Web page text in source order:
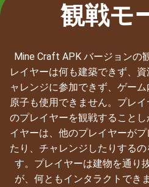
観戦モ
Mine Craft APK バージョンの
レイヤーは何も建築できず、
ャレンジに参加できず、ゲー
原子も使用できません。プレ
のプレイヤーを観戦すること
イヤーは、他のプレイヤーが
たり、チャレンジしたりする
す。プレイヤーは建物を通り
が、何ともインタラクトでき